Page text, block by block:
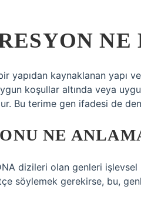
NE
yapıdan kaynaklanan yapı
koşullar altında veya
Bu terime gen ifadesi de
NE
dizileri olan genleri işlevsel
söylemek gerekirse, bu,